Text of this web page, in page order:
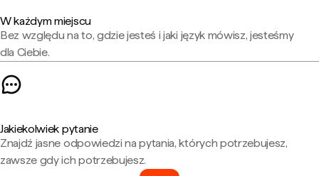
W każdym miejscu
Bez względu na to, gdzie jesteś i jaki język mówisz, jesteśmy
dla Ciebie.
Jakiekolwiek pytanie
Znajdź jasne odpowiedzi na pytania, których potrzebujesz,
zawsze gdy ich potrzebujesz.